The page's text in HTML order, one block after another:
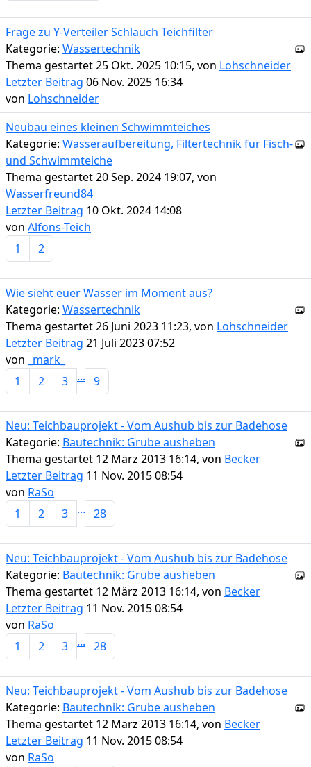
Frage zu Y-Verteiler Schlauch Teichfilter
Kategorie: Wassertechnik
Thema gestartet 25 Okt. 2025 10:15, von Lohschneider
Letzter Beitrag 06 Nov. 2025 16:34
von Lohschneider
Neubau eines kleinen Schwimmteiches
Kategorie: Wasseraufbereitung, Filtertechnik für Fisch-
und Schwimmteiche
Thema gestartet 20 Sep. 2024 19:07, von
Wasserfreund84
Letzter Beitrag 10 Okt. 2024 14:08
von Alfons-Teich
1
2
Wie sieht euer Wasser im Moment aus?
Kategorie: Wassertechnik
Thema gestartet 26 Juni 2023 11:23, von Lohschneider
Letzter Beitrag 21 Juli 2023 07:52
von _mark_
1
2 3 ... 9
Neu: Teichbauprojekt - Vom Aushub bis zur Badehose
Kategorie: Bautechnik: Grube ausheben
Thema gestartet 12 März 2013 16:14, von Becker
Letzter Beitrag 11 Nov. 2015 08:54
von RaSo
1
2 3 ... 28
Neu: Teichbauprojekt - Vom Aushub bis zur Badehose
Kategorie: Bautechnik: Grube ausheben
Thema gestartet 12 März 2013 16:14, von Becker
Letzter Beitrag 11 Nov. 2015 08:54
von RaSo
1
2 3 ... 28
Neu: Teichbauprojekt - Vom Aushub bis zur Badehose
Kategorie: Bautechnik: Grube ausheben
Thema gestartet 12 März 2013 16:14, von Becker
Letzter Beitrag 11 Nov. 2015 08:54
von RaSo